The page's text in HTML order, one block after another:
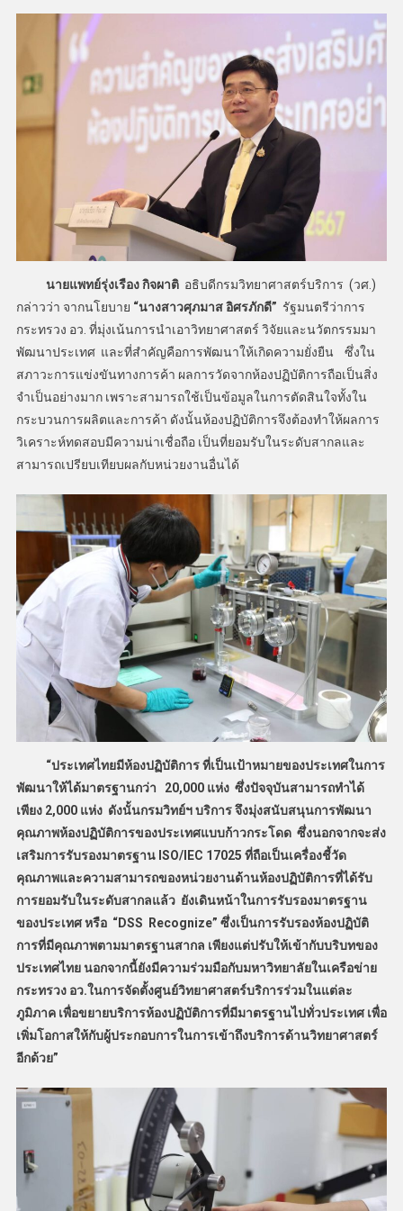
นายแพทย์รุ่งเรือง กิจผาติอธิบดีกรมวิทยาศาสตร์บริการ (วศ.)
กล่าวว่า จากนโยบาย “นางสาวศุภมาส อิศรภักดี” รัฐมนตรีว่าการ
กระทรวง อว. ที่มุ่งเน้นการนำเอาวิทยาศาสตร์ วิจัยและนวัตกรรมมา
พัฒนาประเทศ และที่สำคัญคือการพัฒนาให้เกิดความยั่งยืน ซึ่งใน
สภาวะการแข่งขันทางการค้า ผลการวัดจากห้องปฏิบัติการถือเป็นสิ่ง
จำเป็นอย่างมาก เพราะสามารถใช้เป็นข้อมูลในการตัดสินใจทั้งใน
กระบวนการผลิตและการค้า ดังนั้นห้องปฏิบัติการจึงต้องทำให้ผลการ
วิเคราะห์ทดสอบมีความน่าเชื่อถือ เป็นที่ยอมรับในระดับสากลและ
สามารถเปรียบเทียบผลกับหน่วยงานอื่นได้
“ประเทศไทยมีห้องปฏิบัติการ ที่เป็นเป้าหมายของประเทศในการ
พัฒนาให้ได้มาตรฐานกว่า 20,000 แห่ง ซึ่งปัจจุบันสามารถทำได้
เพียง 2,000 แห่ง ดังนั้นกรมวิทย์ฯ บริการ จึงมุ่งสนับสนุนการพัฒนา
คุณภาพห้องปฏิบัติการของประเทศแบบก้าวกระโดด ซึ่งนอกจากจะส่ง
เสริมการรับรองมาตรฐาน ISO/IEC 17025 ที่ถือเป็นเครื่องชี้วัด
คุณภาพและความสามารถของหน่วยงานด้านห้องปฏิบัติการที่ได้รับ
การยอมรับในระดับสากลแล้ว ยังเดินหน้าในการรับรองมาตรฐาน
ของประเทศ หรือ “DSS Recognize” ซึ่งเป็นการรับรองห้องปฏิบัติ
การที่มีคุณภาพตามมาตรฐานสากล เพียงแต่ปรับให้เข้ากับบริบทของ
ประเทศไทย นอกจากนี้ยังมีความร่วมมือกับมหาวิทยาลัยในเครือข่าย
กระทรวง อว.ในการจัดตั้งศูนย์วิทยาศาสตร์บริการร่วมในแต่ละ
ภูมิภาค เพื่อขยายบริการห้องปฏิบัติการที่มีมาตรฐานไปทั่วประเทศ เพื่อ
เพิ่มโอกาสให้กับผู้ประกอบการในการเข้าถึงบริการด้านวิทยาศาสตร์
อีกด้วย”